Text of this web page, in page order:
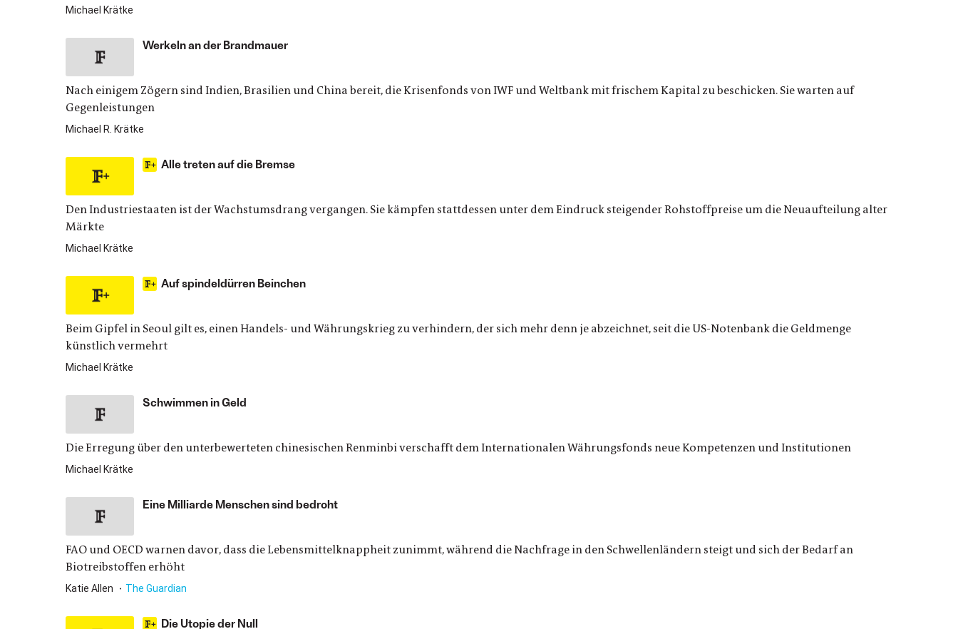
Michael Krätke
Werkeln an der Brandmauer
Nach einigem Zögern sind Indien, Brasilien und China bereit, die Krisenfonds von IWF und Weltbank mit frischem Kapital zu beschicken. Sie warten auf
Gegenleistungen
Michael R. Krätke
Alle treten auf die Bremse
Den Industriestaaten ist der Wachstumsdrang vergangen. Sie kämpfen stattdessen unter dem Eindruck steigender Rohstoffpreise um die ­Neuaufteilung alter
Märkte
Michael Krätke
Auf spindeldürren Beinchen
Beim Gipfel in Seoul gilt es, einen Handels- und Währungskrieg zu verhindern, der sich mehr denn je abzeichnet, seit die US-Notenbank die Geldmenge
künstlich vermehrt
Michael Krätke
Schwimmen in Geld
Die Erregung über den unterbewerteten chinesischen Renminbi verschafft dem Internationalen Währungsfonds neue Kompetenzen und Institutionen
Michael Krätke
Eine Milliarde Menschen sind bedroht
FAO und OECD warnen davor, dass die Lebensmittelknappheit zunimmt, während die Nachfrage in den Schwellenländern steigt und sich der Bedarf an
Biotreibstoffen erhöht
Katie Allen The Guardian
Die Utopie der Null